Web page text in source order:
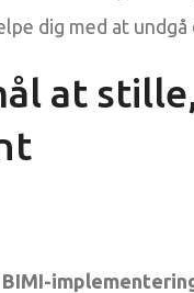
dig med at
at